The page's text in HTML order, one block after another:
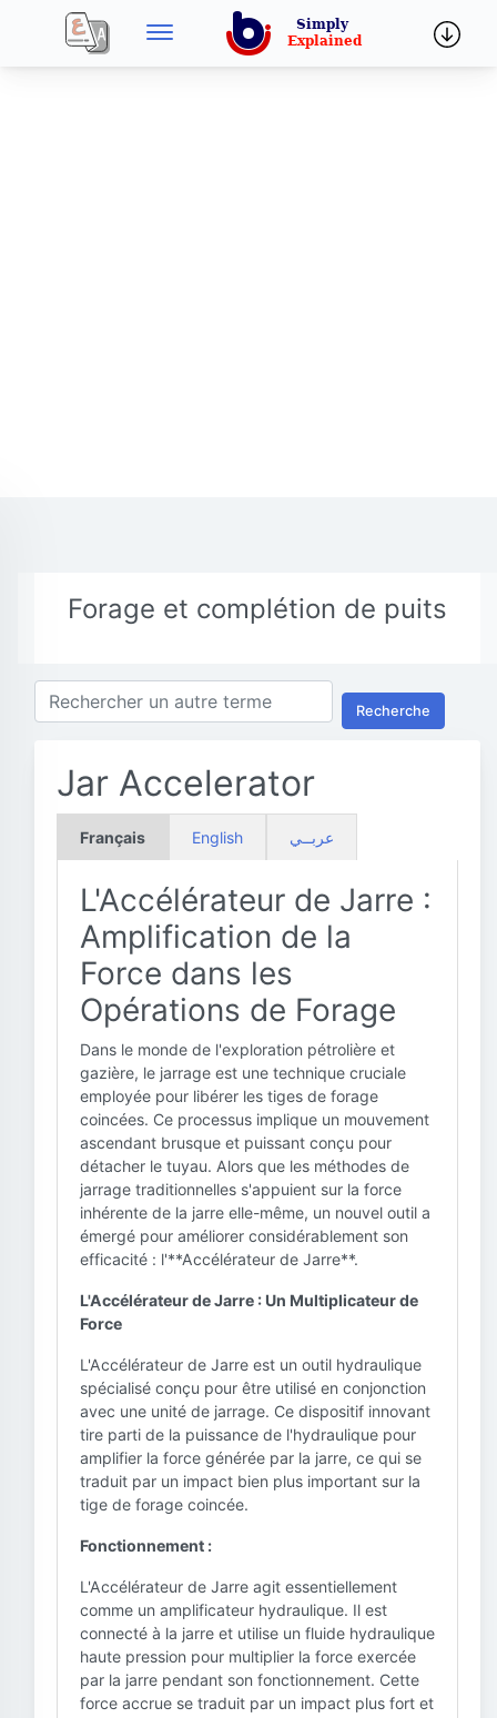
Forage et complétion de puits
Recherche
Jar Accelerator
Français English عربــي
L'Accélérateur de Jarre :
Amplification de la
Force dans les
Opérations de Forage
Dans le monde de l'exploration pétrolière et
gazière, le jarrage est une technique cruciale
employée pour libérer les tiges de forage
coincées. Ce processus implique un mouvement
ascendant brusque et puissant conçu pour
détacher le tuyau. Alors que les méthodes de
jarrage traditionnelles s'appuient sur la force
inhérente de la jarre elle-même, un nouvel outil a
émergé pour améliorer considérablement son
efficacité : l'**Accélérateur de Jarre**.
L'Accélérateur de Jarre : Un Multiplicateur de
Force
L'Accélérateur de Jarre est un outil hydraulique
spécialisé conçu pour être utilisé en conjonction
avec une unité de jarrage. Ce dispositif innovant
tire parti de la puissance de l'hydraulique pour
amplifier la force générée par la jarre, ce qui se
traduit par un impact bien plus important sur la
tige de forage coincée.
Fonctionnement :
L'Accélérateur de Jarre agit essentiellement
comme un amplificateur hydraulique. Il est
connecté à la jarre et utilise un fluide hydraulique
haute pression pour multiplier la force exercée
par la jarre pendant son fonctionnement. Cette
force accrue se traduit par un impact plus fort et